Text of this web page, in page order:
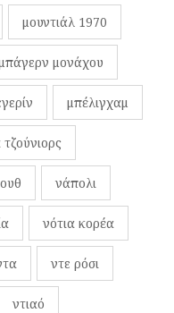
μουντιάλ 1970
μονάχου
μπέλιγχαμ
νάπολι
νότια κορέα
ντε ρόσι
ντιαό